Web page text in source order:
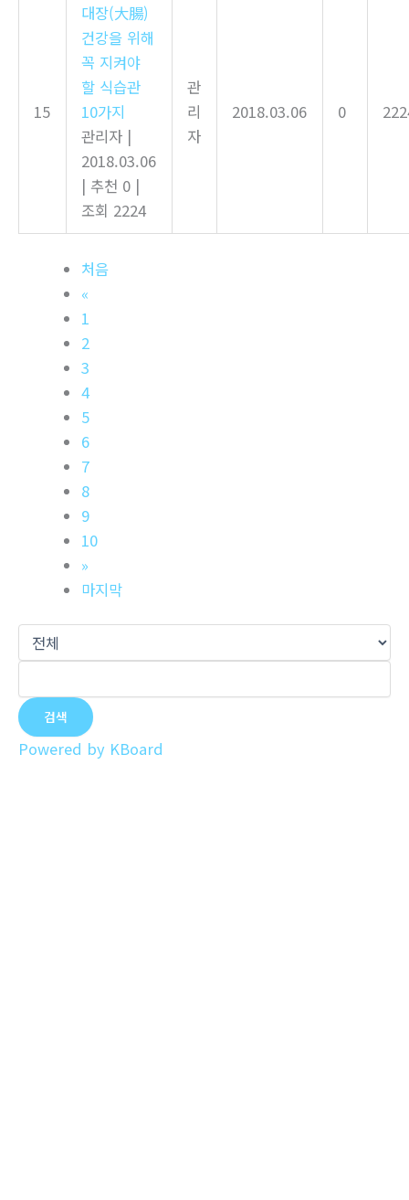
15
대장(大腸)
건강을 위해
꼭 지켜야
할 식습관
10가지
관리자 |
2018.03.06
| 추천 0 |
조회 2224
관
리
자
2018.03.06 0
처음
«
1
2
3
4
5
6
7
8
9
10
»
마지막
검색
Powered by KBoard